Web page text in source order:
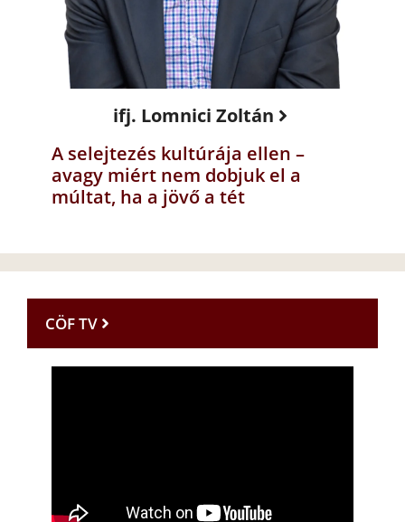
ifj. Lomnici Zoltán
A selejtezés kultúrája ellen –
avagy miért nem dobjuk el a
múltat, ha a jövő a tét
CÖF TV